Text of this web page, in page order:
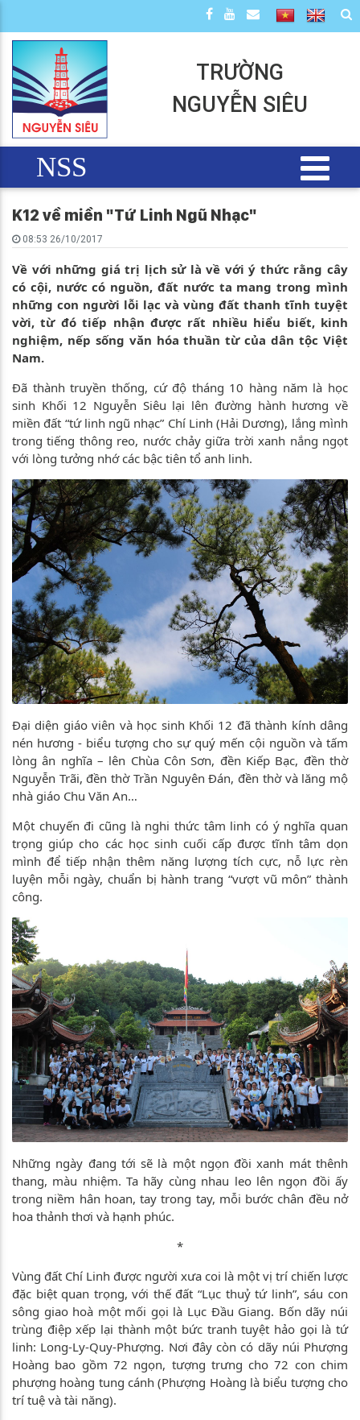
TRƯỜNG
NGUYỄN SIÊU
NSS
K12 về miền "Tứ Linh Ngũ Nhạc"
08:53 26/10/2017
Về với những giá trị lịch sử là về với ý thức rằng cây
có cội, nước có nguồn, đất nước ta mang trong mình
những con người lỗi lạc và vùng đất thanh tĩnh tuyệt
vời, từ đó tiếp nhận được rất nhiều hiểu biết, kinh
nghiệm, nếp sống văn hóa thuần từ của dân tộc Việt
Nam.
Đã thành truyền thống, cứ độ tháng 10 hàng năm là học
sinh Khối 12 Nguyễn Siêu lại lên đường hành hương về
miền đất “tứ linh ngũ nhạc” Chí Linh (Hải Dương), lắng mình
trong tiếng thông reo, nước chảy giữa trời xanh nắng ngọt
với lòng tưởng nhớ các bậc tiên tổ anh linh.
Đại diện giáo viên và học sinh Khối 12 đã thành kính dâng
nén hương - biểu tượng cho sự quý mến cội nguồn và tấm
lòng ân nghĩa – lên Chùa Côn Sơn, đền Kiếp Bạc, đền thờ
Nguyễn Trãi, đền thờ Trần Nguyên Đán, đền thờ và lăng mộ
nhà giáo Chu Văn An…
Một chuyến đi cũng là nghi thức tâm linh có ý nghĩa quan
trọng giúp cho các học sinh cuối cấp được tĩnh tâm dọn
mình để tiếp nhận thêm năng lượng tích cực, nỗ lực rèn
luyện mỗi ngày, chuẩn bị hành trang “vượt vũ môn” thành
công.
Những ngày đang tới sẽ là một ngọn đồi xanh mát thênh
thang, màu nhiệm. Ta hãy cùng nhau leo lên ngọn đồi ấy
trong niềm hân hoan, tay trong tay, mỗi bước chân đều nở
hoa thảnh thơi và hạnh phúc.
*
Vùng đất Chí Linh được người xưa coi là một vị trí chiến lược
đặc biệt quan trọng, với thế đất “Lục thuỷ tứ linh”, sáu con
sông giao hoà một mối gọi là Lục Đầu Giang. Bốn dãy núi
trùng điệp xếp lại thành một bức tranh tuyệt hảo gọi là tứ
linh: Long-Ly-Quy-Phượng. Nơi đây còn có dãy núi Phượng
Hoàng bao gồm 72 ngọn, tượng trưng cho 72 con chim
phượng hoàng tung cánh (Phượng Hoàng là biểu tượng cho
trí tuệ và tài năng).